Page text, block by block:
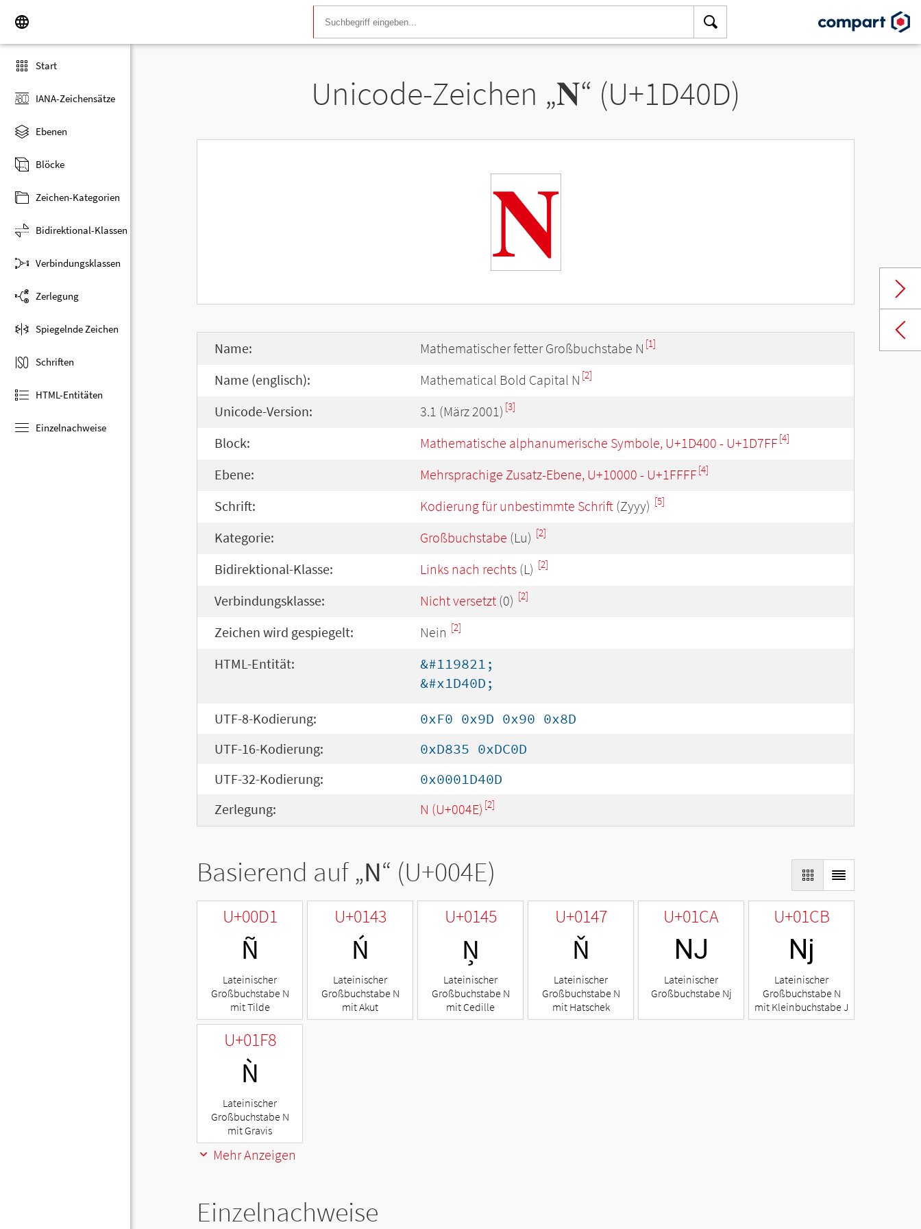
Start
IANA-Zeichensätze
Ebenen
Blöcke
Zeichen-Kategorien
Bidirektional-Klassen
Verbindungsklassen
Zerlegung
Spiegelnde Zeichen
Schriften
HTML-Entitäten
Einzelnachweise
Unicode-Zeichen „𝐍“ (U+1D40D)
𝐍
Name: Mathematischer fetter Großbuchstabe N [1]
Name (englisch): Mathematical Bold Capital N [2]
Unicode-Version: 3.1 (März 2001) [3]
Block: Mathematische alphanumerische Symbole, U+1D400 - U+1D7FF[4]
Ebene: Mehrsprachige Zusatz-Ebene, U+10000 - U+1FFFF[4]
Schrift: Kodierung für unbestimmte Schrift (Zyyy) [5]
Kategorie: Großbuchstabe (Lu) [2]
Bidirektional-Klasse: Links nach rechts (L) [2]
Verbindungsklasse: Nicht versetzt (0) [2]
Zeichen wird gespiegelt: Nein [2]
HTML-Entität:
&#119821;
&#x1D40D;
UTF-8-Kodierung:
0xF0 0x9D 0x90 0x8D
UTF-16-Kodierung:
0xD835 0xDC0D
UTF-32-Kodierung:
0x0001D40D
Zerlegung:
N (U+004E) [2]
Basierend auf „N“ (U+004E)
U+00D1
Ñ
Lateinischer
Großbuchstabe N
mit Tilde
U+0143
Ń
Lateinischer
Großbuchstabe N
mit Akut
U+0145
Ņ
Lateinischer
Großbuchstabe N
mit Cedille
U+0147
Ň
Lateinischer
Großbuchstabe N
mit Hatschek
U+01CA
Ǌ
Lateinischer
Großbuchstabe Nj
U+01CB
ǋ
Lateinischer
Großbuchstabe N
mit Kleinbuchstabe J
U+01F8
Ǹ
Lateinischer
Großbuchstabe N
mit Gravis
Mehr Anzeigen
Einzelnachweise